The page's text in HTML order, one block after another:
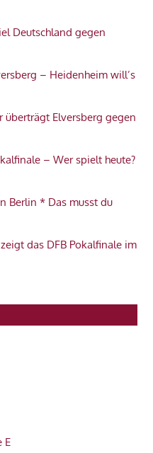
Deutschland gegen
– Heidenheim will’s
Elversberg gegen
– Wer spielt heute?
Berlin * Das musst du
das DFB Pokalfinale im
E